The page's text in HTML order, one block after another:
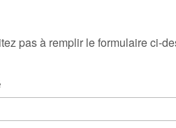
pas à remplir le formulaire ci-